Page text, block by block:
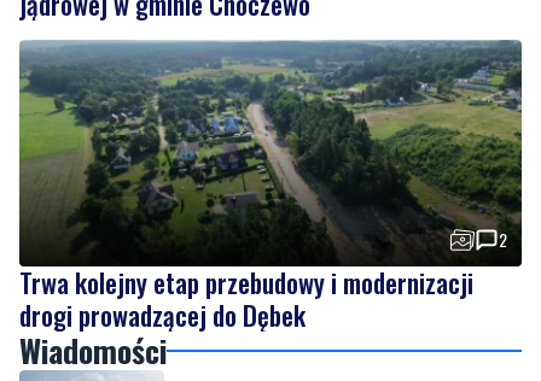
2
Trwa kolejny etap przebudowy i modernizacji
drogi prowadzącej do Dębek
Wiadomości